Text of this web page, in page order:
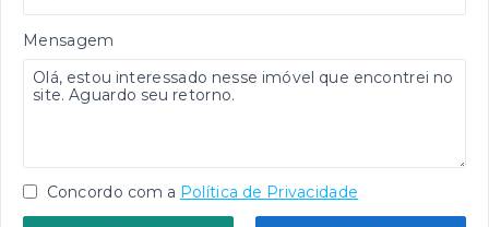
Mensagem
Concordo com a Política de Privacidade